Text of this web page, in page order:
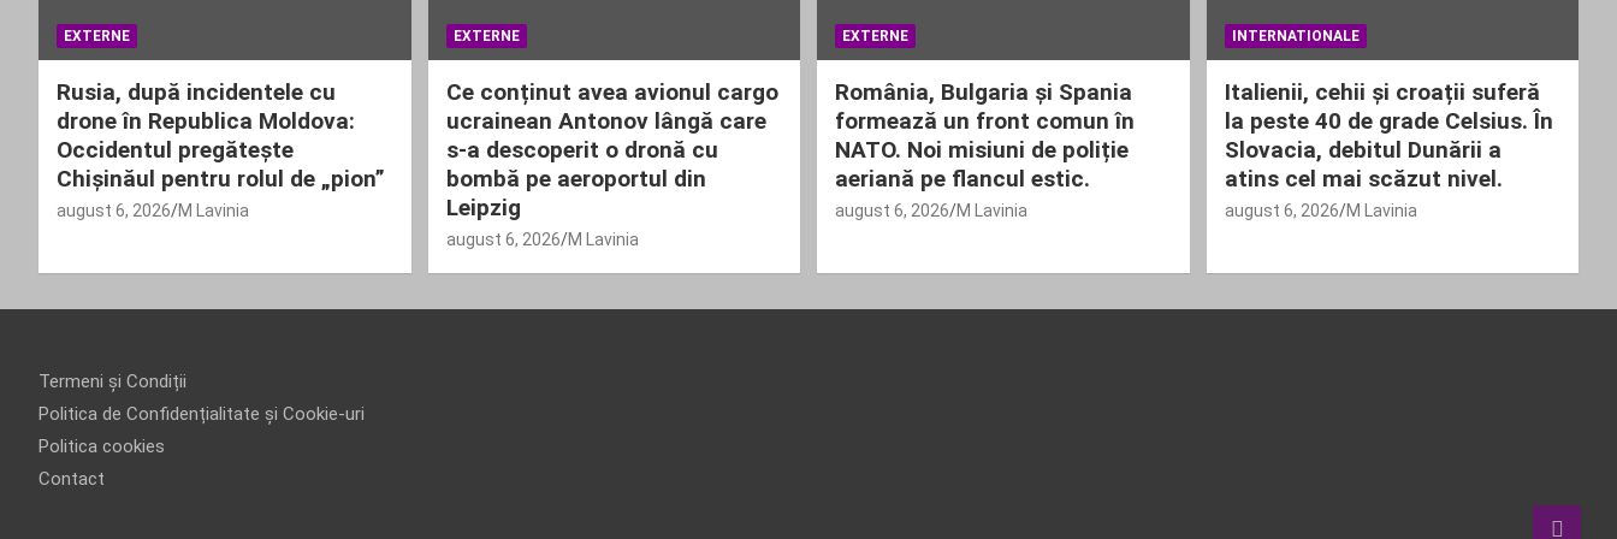
EXTERNE
Rusia, după incidentele cu
drone în Republica Moldova:
Occidentul pregătește
Chișinăul pentru rolul de „pion”
august 6, 2026 M Lavinia
EXTERNE
Ce conținut avea avionul cargo
ucrainean Antonov lângă care
s-a descoperit o dronă cu
bombă pe aeroportul din
Leipzig
august 6, 2026 M Lavinia
EXTERNE
România, Bulgaria și Spania
formează un front comun în
NATO. Noi misiuni de poliție
aeriană pe flancul estic.
august 6, 2026 M Lavinia
INTERNATIONALE
Italienii, cehii și croații suferă
la peste 40 de grade Celsius. În
Slovacia, debitul Dunării a
atins cel mai scăzut nivel.
august 6, 2026 M Lavinia
Termeni și Condiții
Politica de Confidențialitate și Cookie-uri
Politica cookies
Contact